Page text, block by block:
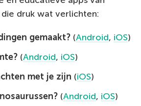
die druk wat verlichten:
gemaakt? (Android, iOS)
(Android, iOS)
met je zijn (iOS)
(Android, iOS)